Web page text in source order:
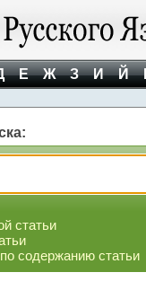
Е Ж З И Й
статьи
содержанию статьи